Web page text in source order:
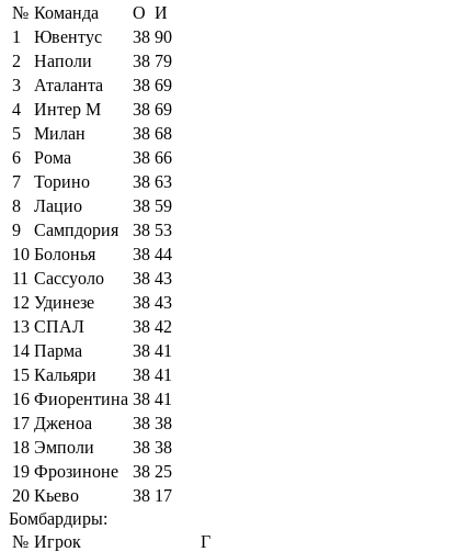
№ Команда О И
1
Ювентус 38 90
2
Наполи 38 79
3
Аталанта 38 69
4
Интер М 38 69
5
Милан 38 68
6
Рома 38 66
7
Торино 38 63
8
Лацио 38 59
9
Сампдория 38 53
10 Болонья 38 44
11 Сассуоло 38 43
12 Удинезе 38 43
13 СПАЛ 38 42
14 Парма 38 41
15 Кальяри 38 41
16 Фиорентина 38 41
17 Дженоа 38 38
18 Эмполи 38 38
19 Фрозиноне 38 25
20 Кьево 38 17
Бомбардиры:
№ Игрок
Г